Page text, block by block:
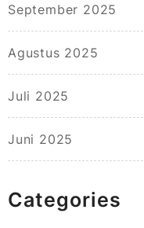
September 2025
Agustus 2025
Juli 2025
Juni 2025
Categories